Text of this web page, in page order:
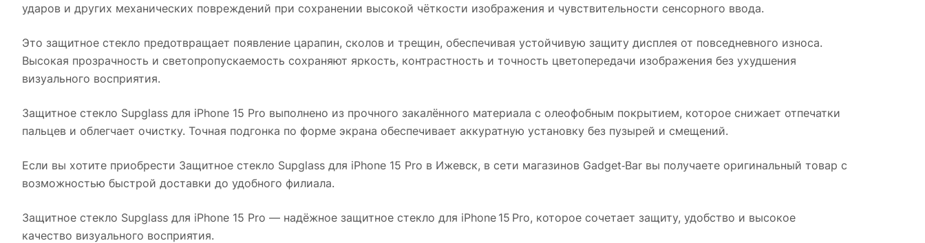
ударов и других механических повреждений при сохранении высокой чёткости изображения и чувствительности сенсорного ввода.
Это защитное стекло предотвращает появление царапин, сколов и трещин, обеспечивая устойчивую защиту дисплея от повседневного износа.
Высокая прозрачность и светопропускаемость сохраняют яркость, контрастность и точность цветопередачи изображения без ухудшения
визуального восприятия.
Защитное стекло Supglass для iPhone 15 Pro выполнено из прочного закалённого материала с олеофобным покрытием, которое снижает отпечатки
пальцев и облегчает очистку. Точная подгонка по форме экрана обеспечивает аккуратную установку без пузырей и смещений.
Если вы хотите приобрести Защитное стекло Supglass для iPhone 15 Pro в Ижевск, в сети магазинов Gadget‑Bar вы получаете оригинальный товар с
возможностью быстрой доставки до удобного филиала.
Защитное стекло Supglass для iPhone 15 Pro — надёжное защитное стекло для iPhone 15 Pro, которое сочетает защиту, удобство и высокое
качество визуального восприятия.